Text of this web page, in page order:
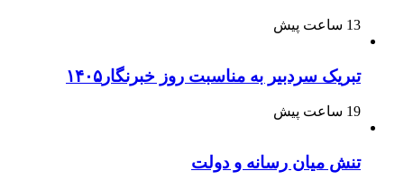
13 ساعت پیش
تبریک سردبیر به مناسبت روز خبرنگار۱۴۰۵
19 ساعت پیش
تنش میان رسانه و دولت